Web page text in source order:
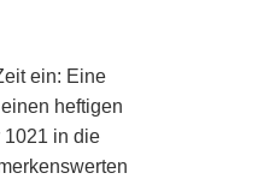
ein: Eine
heftigen
1021 in die